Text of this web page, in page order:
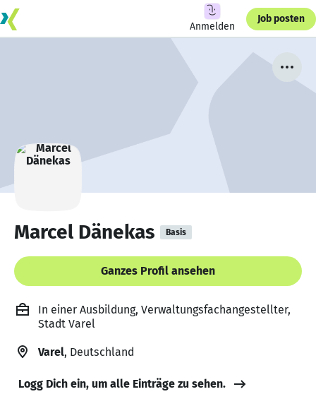
Anmelden
Job posten
Marcel Dänekas Basis
Ganzes Profil ansehen
In einer Ausbildung, Verwaltungsfachangestellter,
Stadt Varel
Varel, Deutschland
Logg Dich ein, um alle Einträge zu sehen.